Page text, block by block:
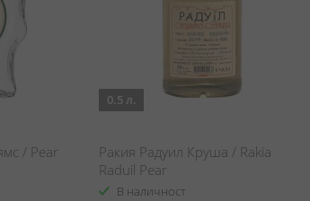
/ Pear
0.5 л.
Ракия Радуил Круша / Rakia
Raduil Pear
В наличност